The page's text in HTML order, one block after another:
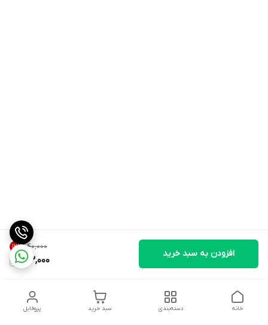
۱۴۰٬۰۰۰ 12%
123,000
افزودن به سبد خرید
پروفایل سبد خرید دسته‌بندی خانه